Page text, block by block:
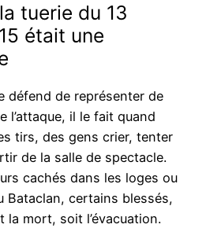
tuerie du 13
était une
défend de représenter de
l’attaque, il le fait quand
tirs, des gens crier, tenter
de la salle de spectacle.
cachés dans les loges ou
Bataclan, certains blessés,
mort, soit l’évacuation.